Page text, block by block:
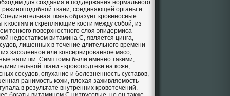
для создания и поддержания нормального
резиноподобной ткани, соединяющей органы и
ткань образует кровеносные
костям и скрепляющие кости между собой; из
тонкого поверхностного слоя эпидермиса
недостатком витамина С, является цинга,
лишенных в течение длительного времени
засоленное или консервированное мясо,
напитки. Симптомы были именно такими,
ткани - кровоподтеки на коже,
сосудов, опухание и болезненность суставов,
ранимость кожи, плохая заживляемость
в результате внутренних кровотечений.